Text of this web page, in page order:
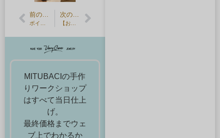
MITUBACIの手作
りワークショップ
はすべて当日仕上
げ。
最終価格までウェ
ブ上でわかるか